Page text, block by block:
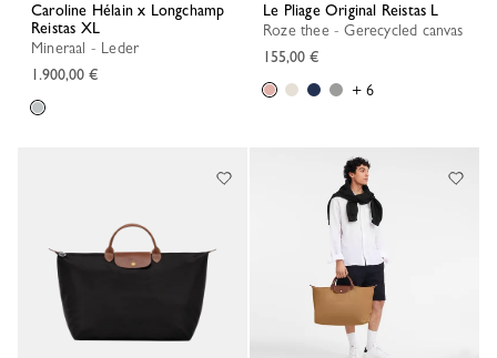
Caroline Hélain x Longchamp
Reistas XL
Mineraal - Leder
1.900,00 €
Le Pliage Original Reistas L
Roze thee - Gerecycled canvas
155,00 €
+ 6